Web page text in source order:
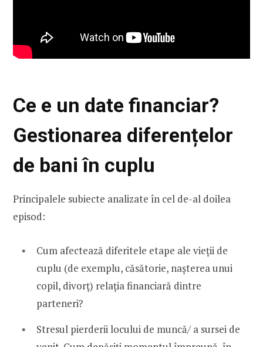
Ce e un date financiar?
Gestionarea diferențelor
de bani în cuplu
Principalele subiecte analizate în cel de-al doilea
episod:
Cum afectează diferitele etape ale vieții de
cuplu (de exemplu, căsătorie, nașterea unui
copil, divorț) relația financiară dintre
parteneri?
Stresul pierderii locului de muncă/ a sursei de